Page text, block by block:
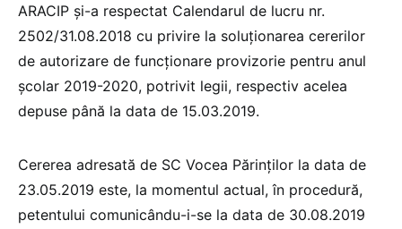
ARACIP și-a respectat Calendarul de lucru nr.
2502/31.08.2018 cu privire la soluționarea cererilor
de autorizare de funcționare provizorie pentru anul
școlar 2019-2020, potrivit legii, respectiv acelea
depuse până la data de 15.03.2019.
Cererea adresată de SC Vocea Părinților la data de
23.05.2019 este, la momentul actual, în procedură,
petentului comunicându-i-se la data de 30.08.2019